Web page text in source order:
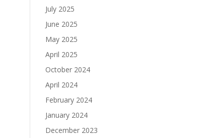
July 2025
June 2025
May 2025
April 2025
October 2024
April 2024
February 2024
January 2024
December 2023